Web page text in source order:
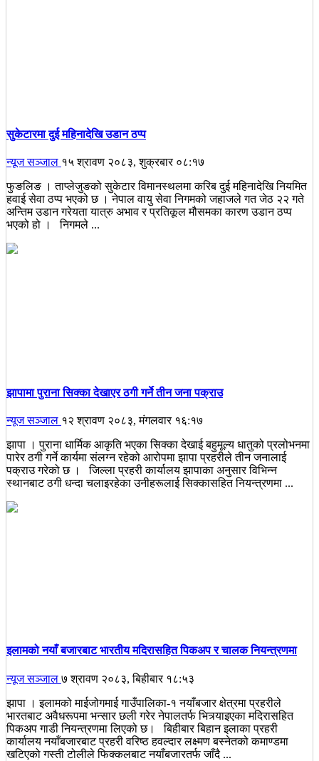
सुकेटारमा दुई महिनादेखि उडान ठप्प
न्यूज सञ्जाल १५ श्रावण २०८३, शुक्रबार ०८:१७
फुङलिङ । ताप्लेजुङको सुकेटार विमानस्थलमा करिब दुई महिनादेखि नियमित
हवाई सेवा ठप्प भएको छ । नेपाल वायु सेवा निगमको जहाजले गत जेठ २२ गते
अन्तिम उडान गरेयता यात्रु अभाव र प्रतिकूल मौसमका कारण उडान ठप्प
भएको हो । निगमले ...
झापामा पुराना सिक्का देखाएर ठगी गर्ने तीन जना पक्राउ
न्यूज सञ्जाल १२ श्रावण २०८३, मंगलवार १६:१७
झापा । पुराना धार्मिक आकृति भएका सिक्का देखाई बहुमूल्य धातुको प्रलोभनमा
पारेर ठगी गर्ने कार्यमा संलग्न रहेको आरोपमा झापा प्रहरीले तीन जनालाई
पक्राउ गरेको छ । जिल्ला प्रहरी कार्यालय झापाका अनुसार विभिन्न
स्थानबाट ठगी धन्दा चलाइरहेका उनीहरूलाई सिक्कासहित नियन्त्रणमा ...
इलामको नयाँ बजारबाट भारतीय मदिरासहित पिकअप र चालक नियन्त्रणमा
न्यूज सञ्जाल ७ श्रावण २०८३, बिहीबार १८:५३
झापा । इलामको माईजोगमाई गाउँपालिका-१ नयाँबजार क्षेत्रमा प्रहरीले
भारतबाट अवैधरूपमा भन्सार छली गरेर नेपालतर्फ भित्र्याइएका मदिरासहित
पिकअप गाडी नियन्त्रणमा लिएको छ। बिहीबार बिहान इलाका प्रहरी
कार्यालय नयाँबजारबाट प्रहरी वरिष्ठ हवल्दार लक्ष्मण बस्नेतको कमाण्डमा
खटिएको गस्ती टोलीले फिक्कलबाट नयाँबजारतर्फ जाँदै ...